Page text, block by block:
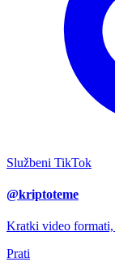
Službeni TikTok
@kriptoteme
Kratki video
Prati